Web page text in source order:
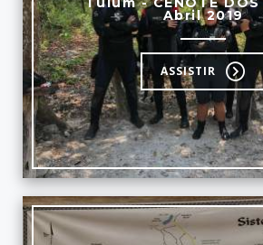
Abril 2019
ASSISTIR